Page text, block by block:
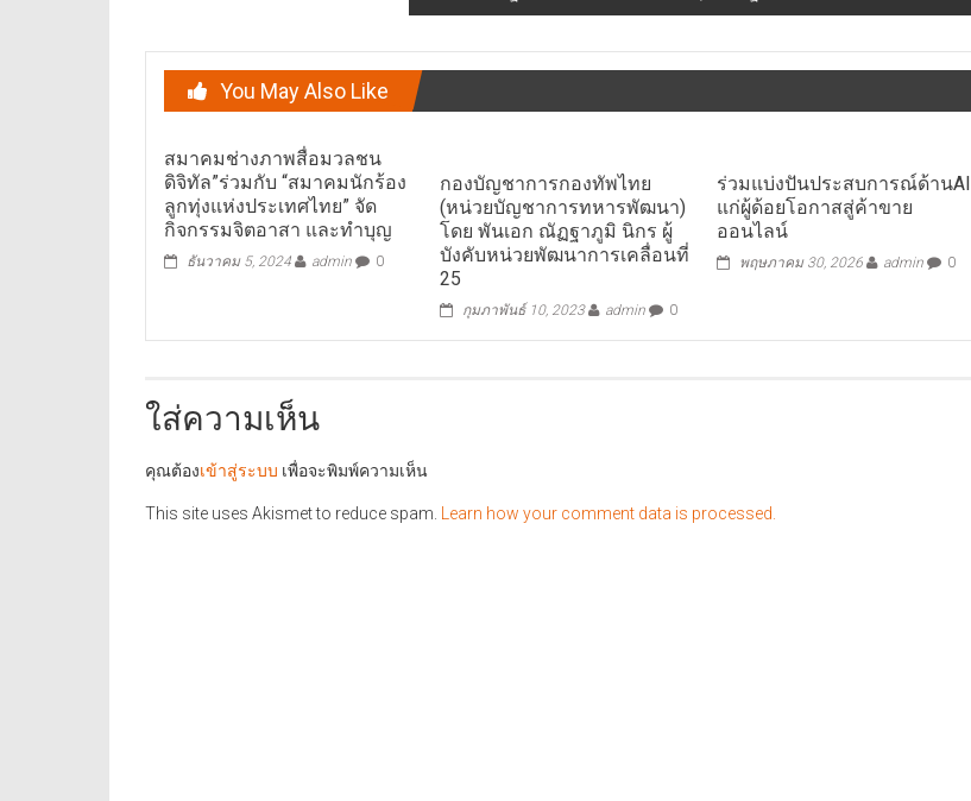
You May Also Like
สมาคมช่างภาพสื่อมวลชน
ดิจิทัล”ร่วมกับ “สมาคมนักร้อง
ลูกทุ่งแห่งประเทศไทย” จัด
กิจกรรมจิตอาสา และทำบุญ
ธันวาคม 5, 2024 admin 0
กองบัญชาการกองทัพไทย
(หน่วยบัญชาการทหารพัฒนา)
โดย พันเอก ณัฏฐาภูมิ นิกร ผู้
บังคับหน่วยพัฒนาการเคลื่อนที่
25
กุมภาพันธ์ 10, 2023 admin 0
ร่วมแบ่งปันประสบการณ์ด้านAI
แก่ผู้ด้อยโอกาสสู่ค้าขาย
ออนไลน์
พฤษภาคม 30, 2026 admin 0
ใส่ความเห็น
คุณต้องเข้าสู่ระบบ เพื่อจะพิมพ์ความเห็น
This site uses Akismet to reduce spam. Learn how your comment data is processed.